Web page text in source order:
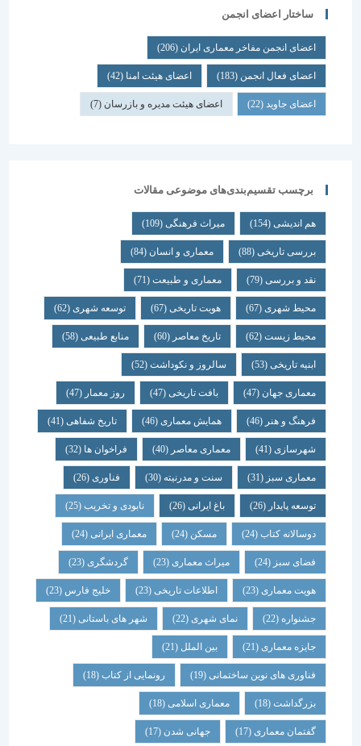
ساختار اعضای انجمن
اعضای انجمن مفاخر معماری ایران (206)
اعضای فعال انجمن(183) اعضای هیئت امنا(42)
اعضای جاوید(22) اعضای هیئت مدیره و بازرسان(7)
برچسب تقسیم‌بندی‌های موضوعی مقالات
هم اندیشی (154) میراث فرهنگی (109)
بررسی تاریخی (88) معماری و انسان (84)
نقد و بررسی (79) معماری و طبیعت (71)
محیط شهری(67) هویت تاریخی(67) توسعه شهری(62)
محیط زیست(62) تاریخ معاصر(60) منابع طبیعی(58)
ابنیه تاریخی(53) سالروز و نکوداشت(52)
معماری جهان (47) بافت تاریخی(47) روز معمار(47)
فرهنگ و هنر(46) همایش معماری (46) تاریخ شفاهی (41)
شهرسازی(41) معماری معاصر(40) فراخوان ها (32)
معماری سبز(31) سنت و مدرنیته(30) فناوری (26)
توسعه پایدار(26) باغ ایرانی(26) نابودی و تخریب(25)
دوسالانه کتاب(24) مسکن (24) معماری ایرانی(24)
فضای سبز(24) میراث معماری (23) گردشگری (23)
هویت معماری (23) اطلاعات تاریخی(23) خلیج فارس(23)
جشنواره(22) نمای شهری(22) شهر های باستانی (21)
جایزه معماری (21) بین الملل(21)
فناوری های نوین ساختمانی(19) رونمایی از کتاب (18)
بزرگداشت (18) معماری اسلامی(18)
گفتمان معماری (17) جهانی شدن(17)